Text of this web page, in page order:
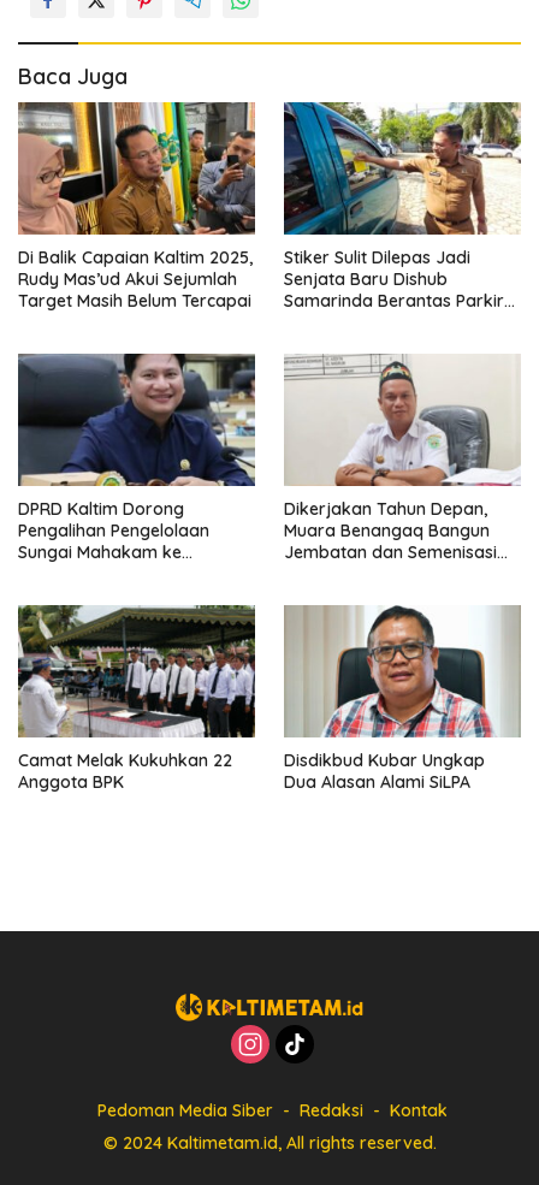
Baca Juga
Di Balik Capaian Kaltim 2025,
Rudy Mas’ud Akui Sejumlah
Target Masih Belum Tercapai
Stiker Sulit Dilepas Jadi
Senjata Baru Dishub
Samarinda Berantas Parkir
DPRD Kaltim Dorong
Pengalihan Pengelolaan
Sungai Mahakam ke
Dikerjakan Tahun Depan,
Muara Benangaq Bangun
Jembatan dan Semenisasi
Camat Melak Kukuhkan 22
Anggota BPK
Disdikbud Kubar Ungkap
Dua Alasan Alami SiLPA
Pedoman Media Siber Redaksi
Kontak
© 2024 Kaltimetam.id, All rights reserved.